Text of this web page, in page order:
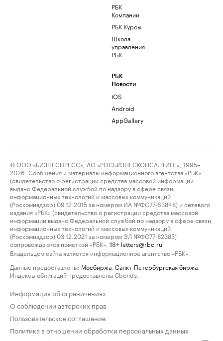
РБК
Компании
РБК Курсы
Школа
управления
РБК
РБК
Новости
iOS
Android
AppGallery
© ООО «БИЗНЕСПРЕСС», АО «РОСБИЗНЕСКОНСАЛТИНГ», 1995–
2026. Сообщения и материалы информационного агентства «РБК»
(свидетельство о регистрации средства массовой информации
выдано Федеральной службой по надзору в сфере связи,
информационных технологий и массовых коммуникаций
(Роскомнадзор) 09.12.2015 за номером ИА №ФС77-63848) и сетевого
издания «РБК» (свидетельство о регистрации средства массовой
информации выдано Федеральной службой по надзору в сфере связи,
информационных технологий и массовых коммуникаций
(Роскомнадзор) 03.12.2021 за номером ЭЛ №ФС77-82385)
сопровождаются пометкой «РБК».
18+ letters@rbc.ru
Владельцем сайта является информационное агентство «РБК».
Данные предоставлены: Мосбиржа Санкт-Петербургская биржа
Индексы облигаций предоставлены Cbonds.
Информация об ограничениях
О соблюдении авторских прав
Пользовательское соглашение
Политика в отношении обработки персональных данных